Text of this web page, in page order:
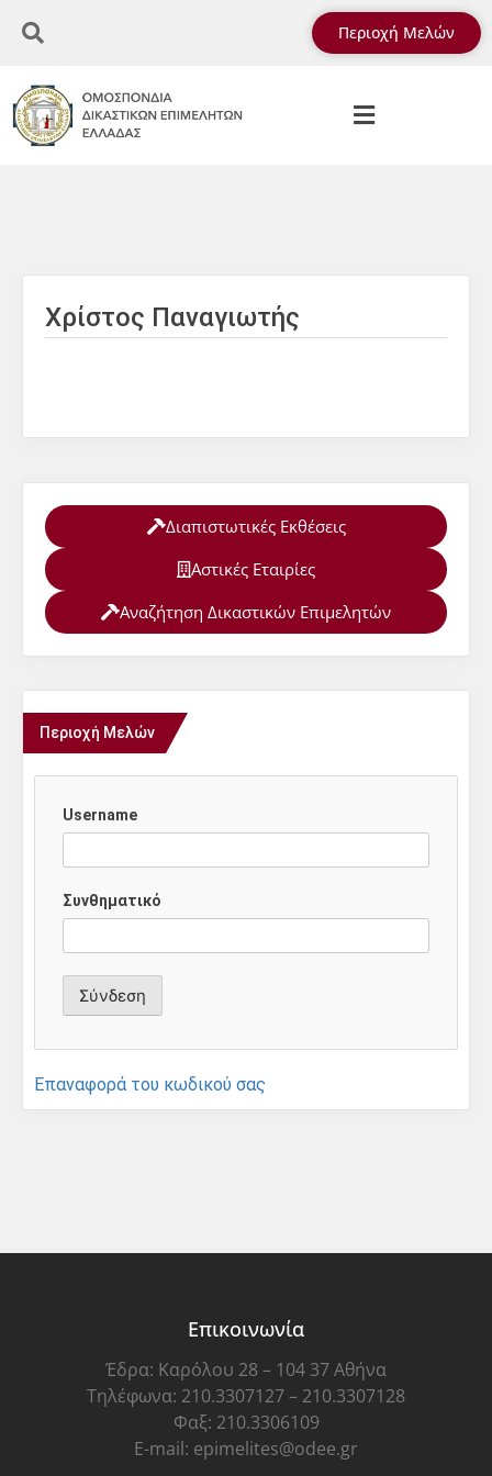
Περιοχή Μελών
Χρίστος Παναγιωτής
Διαπιστωτικές Εκθέσεις
Αστικές Εταιρίες
Αναζήτηση Δικαστικών Επιμελητών
Περιοχή Μελών
Username
Συνθηματικό
Επαναφορά του κωδικού σας
Επικοινωνία
Έδρα: Καρόλου 28 – 104 37 Αθήνα
Τηλέφωνα: 210.3307127 – 210.3307128
Φαξ: 210.3306109
E-mail: epimelites@odee.gr